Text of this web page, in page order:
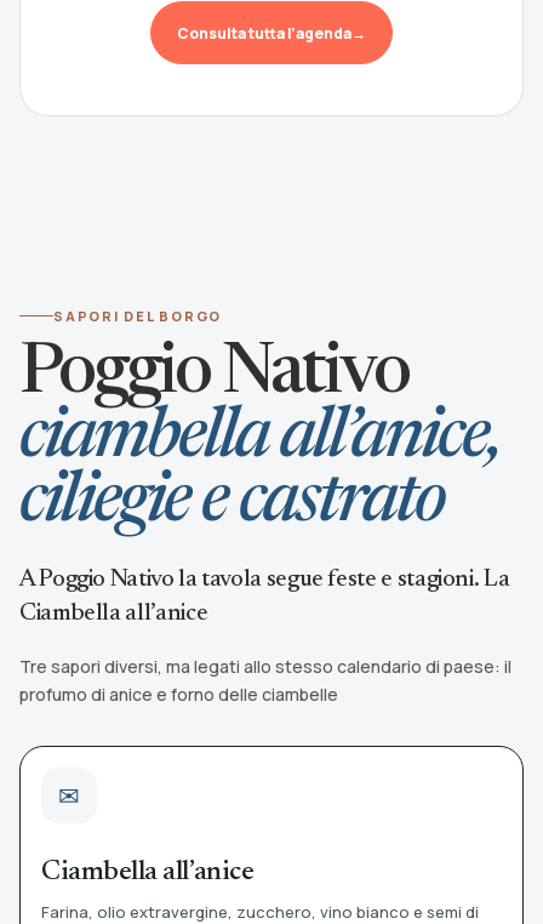
Consulta tutta l’agenda→
SAPORI DEL BORGO
Poggio Nativo
ciambella all’anice,
ciliegie e castrato
A Poggio Nativo la tavola segue feste e stagioni. La
Ciambella all’anice
Tre sapori diversi, ma legati allo stesso calendario di paese: il
profumo di anice e forno delle ciambelle
Ciambella all’anice
Farina, olio extravergine, zucchero, vino bianco e semi di